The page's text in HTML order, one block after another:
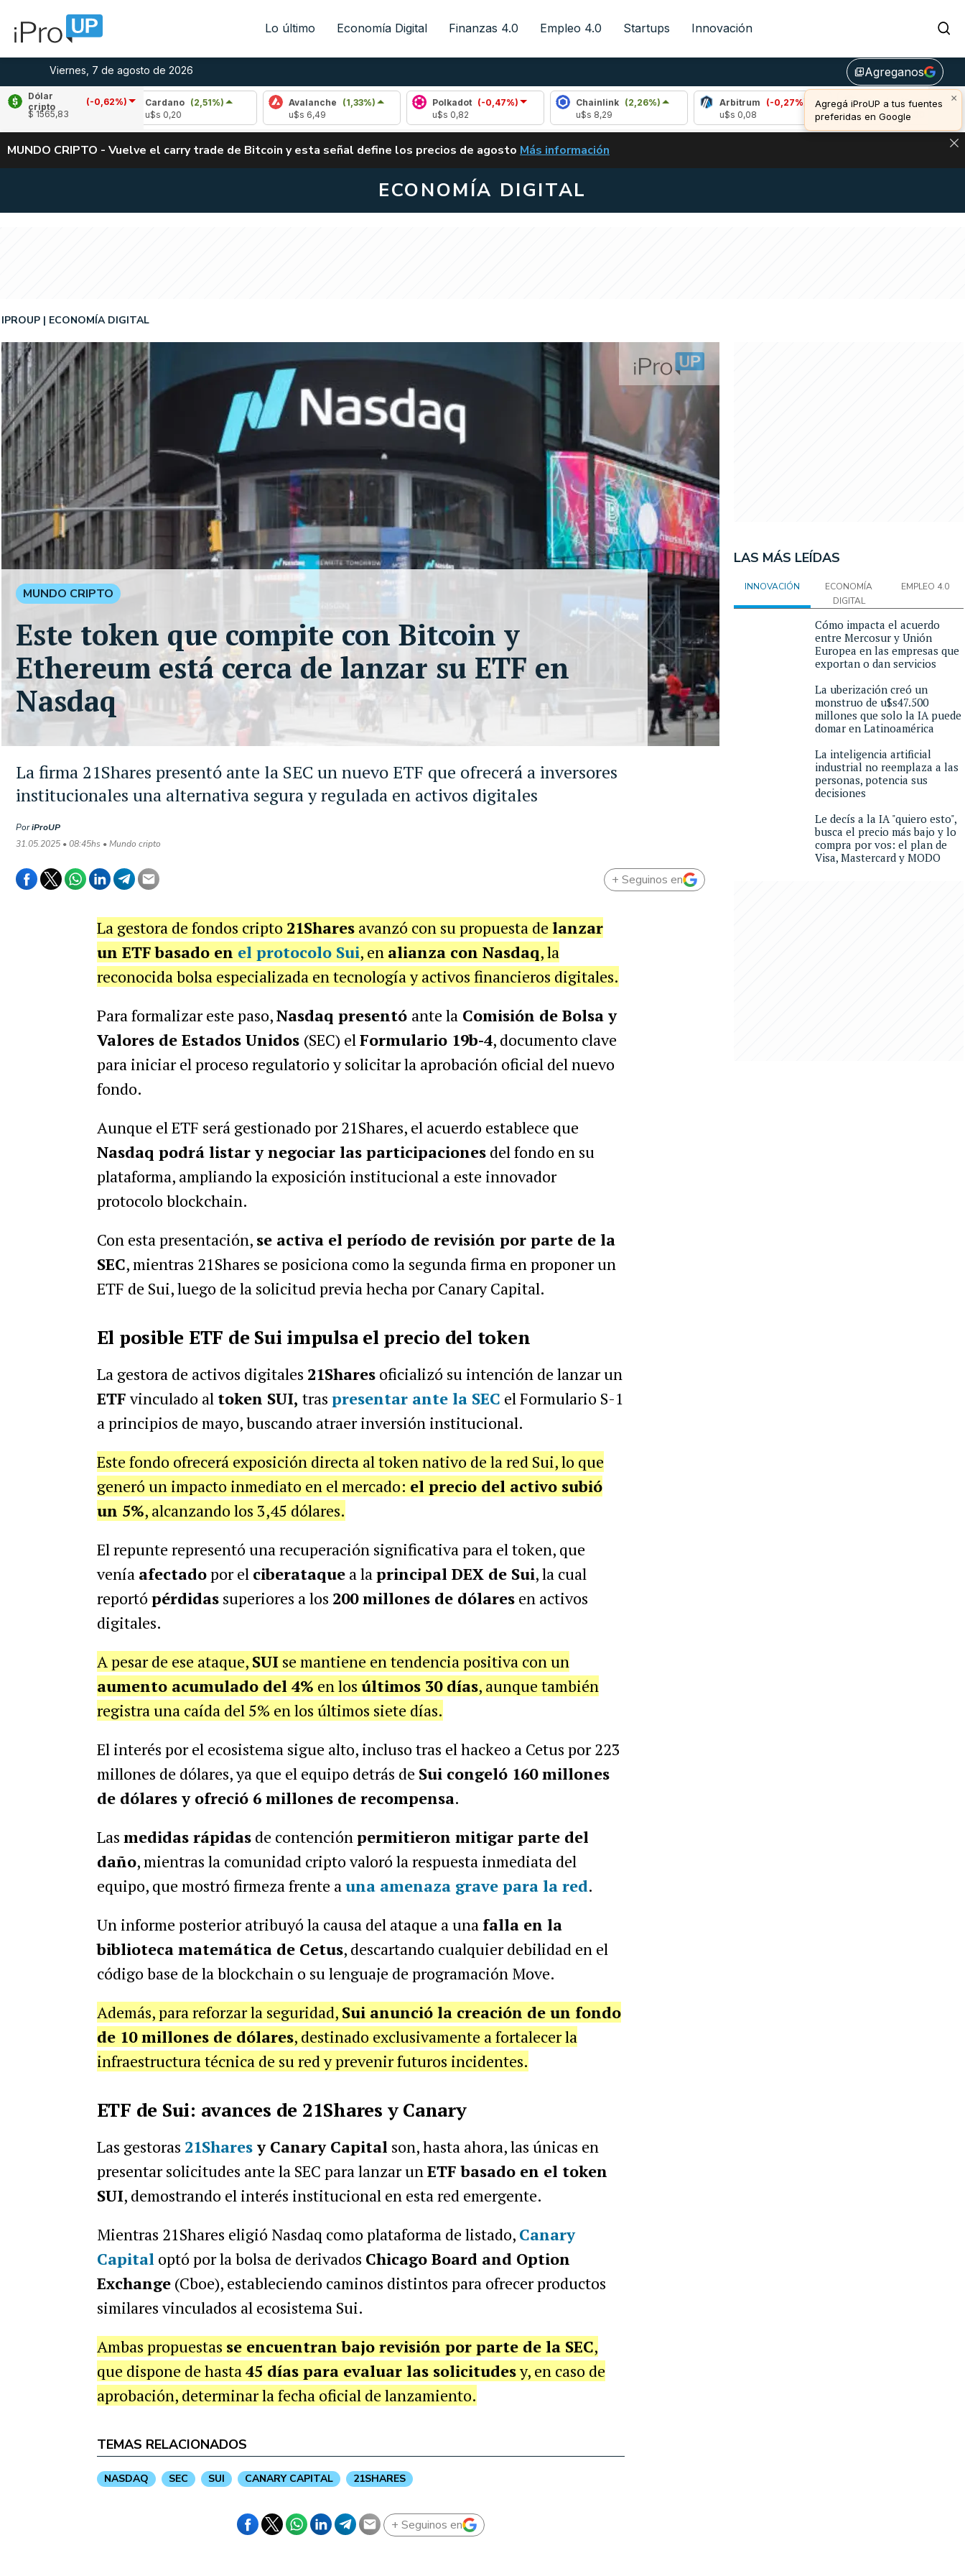
Lo último Economía Digital Finanzas 4.0 Empleo 4.0 Startups Innovación
Viernes, 7 de agosto de 2026 library_addAgreganos
×
Agregá iProUP a tus fuentes
preferidas en Google
Dólar
cripto
(-0,62%)
$ 1565,83
Cardano
(2,51%)
Avalanche (1,33%)
Polkadot
(-0,47%)
Chainlink
(2,26%)
Arbitrum
(-0,27%)
Bitcoin
(0,96%)
u$s 65.003,00
ALERTA
MUNDO CRIPTO - Vuelve el carry trade de Bitcoin y esta señal define los precios de agosto VUELVE EL CARRY TRADE DE BITCOIN Y ESTA SEÑAL DEFINE LOS PRECIOS DE
Más información
ECONOMÍA DIGITAL
La firma 21Shares presentó ante la SEC un nuevo ETF que ofrecerá a inversores
institucionales una alternativa segura y regulada en activos digitales
IPROUP ECONOMÍA DIGITAL
PoriProUP
31.05.2025 • 08:45hs • Mundo cripto
MUNDO CRIPTO
Este token que compite con Bitcoin y
Ethereum está cerca de lanzar su ETF en
Nasdaq
+ Seguinos en
La gestora de fondos cripto 21Sharesavanzó con su propuesta de lanzar
un ETFbasado en el protocolo Sui, en alianza con Nasdaq, la
reconocida bolsa especializada en tecnología y activos financieros digitales.
Para formalizar este paso,Nasdaq presentó ante laComisión de Bolsa y
Valores de Estados Unidos (SEC) elFormulario 19b-4, documento clave
para iniciar el proceso regulatorio y solicitar la aprobación oficial del nuevo
fondo.
Aunque el ETF será gestionado por 21Shares, el acuerdo establece que
Nasdaq podrá listar y negociar las participacionesdel fondo en su
plataforma, ampliando la exposición institucional a este innovador
protocolo blockchain.
Con esta presentación, se activa el período de revisión por parte de la
SEC, mientras 21Shares se posiciona como la segunda firma en proponer un
ETF de Sui, luego de la solicitud previa hecha por Canary Capital.
El posible ETF de Sui impulsa el precio del token
La gestora de activos digitales 21Sharesoficializó su intención de lanzar un
ETFvinculado al token SUI, tras presentar ante la SEC el Formulario S-1
a principios de mayo, buscando atraer inversión institucional.
Este fondo ofrecerá exposición directa al token nativo de la red Sui, lo que
generó un impacto inmediato en el mercado: el precio del activo subió
un 5%, alcanzando los 3,45 dólares.
El repunte representó una recuperación significativa para el token, que
venía afectadopor el ciberataquea laprincipal DEX de Sui, la cual
reportó pérdidassuperiores a los 200 millones de dólaresen activos
digitales.
A pesar de ese ataque, SUIse mantiene en tendencia positiva con un
aumento acumulado del 4% en los últimos 30 días, aunque también
registra una caída del 5% en los últimos siete días.
El interés por el ecosistema sigue alto, incluso tras el hackeo a Cetus por 223
millones de dólares, ya que el equipo detrás de Sui congeló 160 millones
de dólares y ofreció 6 millones de recompensa.
Las medidas rápidasde contenciónpermitieron mitigar parte del
daño, mientras la comunidad cripto valoró la respuesta inmediata del
equipo, que mostró firmeza frente auna amenaza grave para la red.
Un informe posterior atribuyó la causa del ataque a una falla en la
biblioteca matemática de Cetus, descartando cualquier debilidad en el
código base de la blockchain o su lenguaje de programación Move.
Además, para reforzar la seguridad, Sui anunció la creación de un fondo
de 10 millones de dólares, destinado exclusivamente a fortalecer la
infraestructura técnica de su red y prevenir futuros incidentes.
ETF de Sui: avances de 21Shares y Canary
Las gestoras 21Sharesy Canary Capital son, hasta ahora, las únicas en
presentar solicitudes ante la SEC para lanzar unETF basado en el token
SUI, demostrando el interés institucional en esta red emergente.
Mientras 21Shares eligió Nasdaq como plataforma de listado, Canary
Capital optó por la bolsa de derivados Chicago Board and Option
Exchange(Cboe), estableciendo caminos distintos para ofrecer productos
similares vinculados al ecosistema Sui.
Ambas propuestas se encuentran bajo revisión por parte de la SEC,
que dispone de hasta45 días para evaluar las solicitudesy, en caso de
aprobación, determinar la fecha oficial de lanzamiento.
TEMAS RELACIONADOS
NASDAQ SEC SUI CANARY CAPITAL 21SHARES
+ Seguinos en
LAS MÁS LEÍDAS
INNOVACIÓN
ECONOMÍA
DIGITAL
EMPLEO 4.0
Cómo impacta el acuerdo
entre Mercosur y Unión
Europea en las empresas que
exportan o dan servicios
La uberización creó un
monstruo de u$s47.500
millones que solo la IA puede
domar en Latinoamérica
La inteligencia artificial
industrial no reemplaza a las
personas, potencia sus
decisiones
Le decís a la IA "quiero esto",
busca el precio más bajo y lo
compra por vos: el plan de
Visa, Mastercard y MODO